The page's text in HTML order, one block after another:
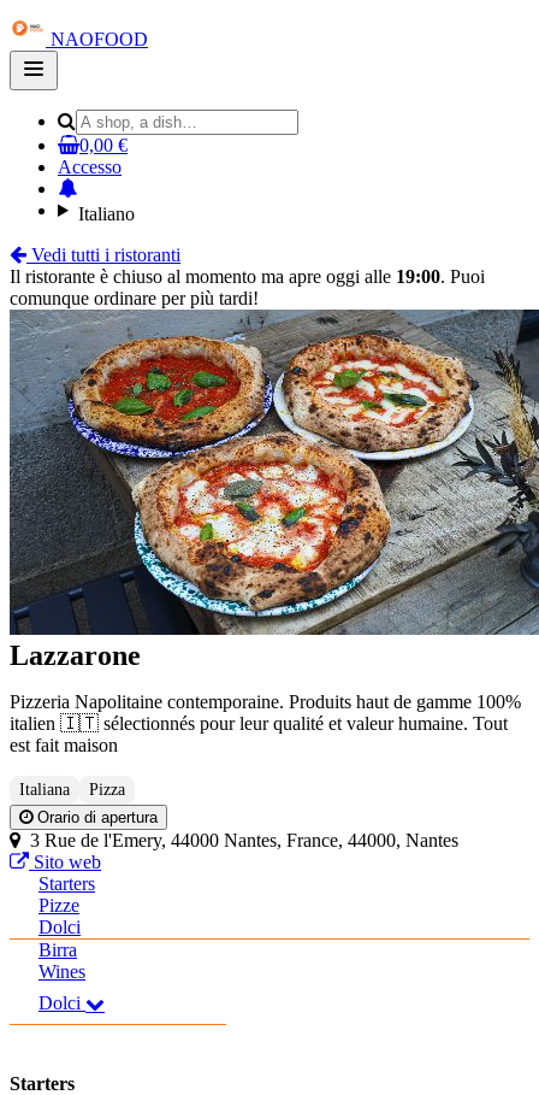
NAOFOOD
Open
main
0,00 €
Accesso
Italiano
Vedi tutti i ristoranti
Il ristorante è chiuso al momento ma apre oggi alle 19:00. Puoi
comunque ordinare per più tardi!
Lazzarone
Pizzeria Napolitaine contemporaine. Produits haut de gamme 100%
italien 🇮🇹 sélectionnés pour leur qualité et valeur humaine. Tout
est fait maison
Italiana
Pizza
Orario di apertura
3 Rue de l'Emery, 44000 Nantes, France, 44000, Nantes
Sito web
Starters
Pizze
Dolci
Birra
Wines
Dolci
Starters